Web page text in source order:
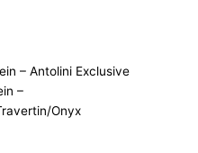
– Antolini Exclusive
–
Onyx